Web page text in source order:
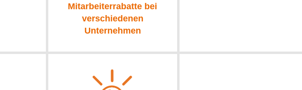
Mitarbeiterrabatte bei
verschiedenen
Unternehmen